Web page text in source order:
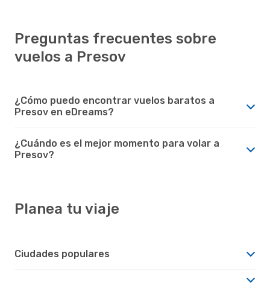
Preguntas frecuentes sobre
vuelos a Presov
¿Cómo puedo encontrar vuelos baratos a
Presov en eDreams?
¿Cuándo es el mejor momento para volar a
Presov?
Planea tu viaje
Ciudades populares